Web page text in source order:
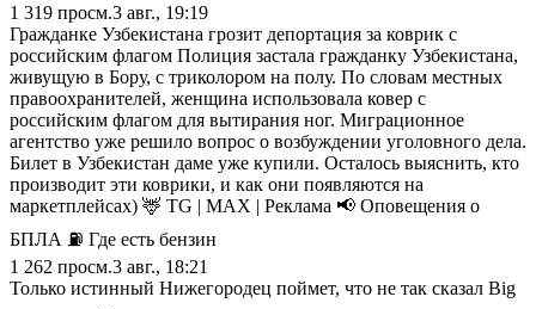
1 319 просм.3 авг., 19:19
Гражданке Узбекистана грозит депортация за коврик с
российским флагом Полиция застала гражданку Узбекистана,
живущую в Бору, с триколором на полу. По словам местных
правоохранителей, женщина использовала ковер с
российским флагом для вытирания ног. Миграционное
агентство уже решило вопрос о возбуждении уголовного дела.
Билет в Узбекистан даме уже купили. Осталось выяснить, кто
производит эти коврики, и как они появляются на
маркетплейсах) 🦌 TG | MAX | Реклама 📢 Оповещения о
БПЛА ⛽️ Где есть бензин
1 262 просм.3 авг., 18:21
Только истинный Нижегородец поймет, что не так сказал Big